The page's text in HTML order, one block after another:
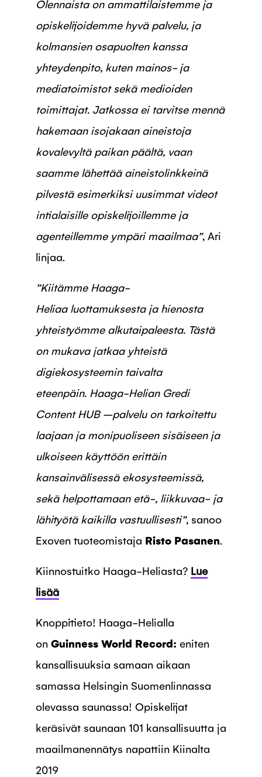
Olennaista on ammattilaistemme ja
opiskelijoidemme hyvä palvelu, ja
kolmansien osapuolten kanssa
yhteydenpito, kuten mainos- ja
mediatoimistot sekä medioiden
toimittajat. Jatkossa ei tarvitse mennä
hakemaan isojakaan aineistoja
kovalevyltä paikan päältä, vaan
saamme lähettää aineistolinkkeinä
pilvestä esimerkiksi uusimmat videot
intialaisille opiskelijoillemme ja
agenteillemme ympäri maailmaa”, Ari
linjaa.
”Kiitämme Haaga-
Heliaa luottamuksesta ja hienosta
yhteistyömme alkutaipaleesta. Tästä
on mukava jatkaa yhteistä
digiekosysteemin taivalta
eteenpäin. Haaga-Helian Gredi
Content HUB –palvelu on tarkoitettu
laajaan ja monipuoliseen sisäiseen ja
ulkoiseen käyttöön erittäin
kansainvälisessä ekosysteemissä,
sekä helpottamaan etä-, liikkuvaa- ja
lähityötä kaikilla vastuullisesti”, sanoo
Exoven tuoteomistaja Risto Pasanen.
Kiinnostuitko Haaga-Heliasta? Lue
lisää
Knoppitieto! Haaga-Helialla
on Guinness World Record: eniten
kansallisuuksia samaan aikaan
samassa Helsingin Suomenlinnassa
olevassa saunassa! Opiskelijat
keräsivät saunaan 101 kansallisuutta ja
maailmanennätys napattiin Kiinalta
2019